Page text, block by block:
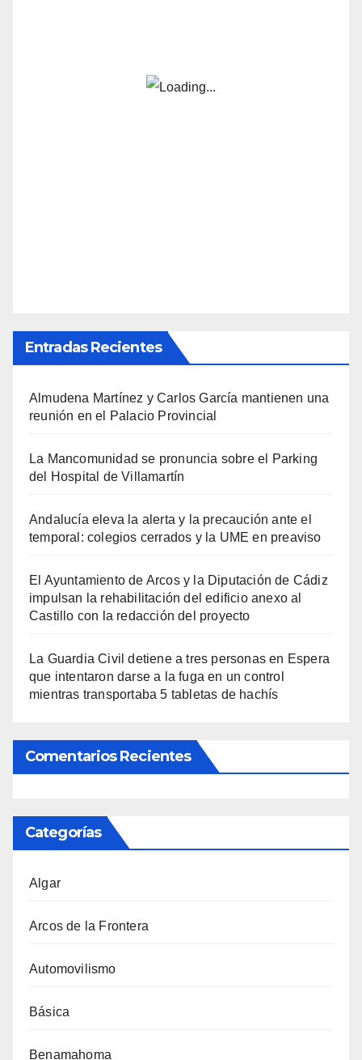
Entradas Recientes
Almudena Martínez y Carlos García mantienen una
reunión en el Palacio Provincial
La Mancomunidad se pronuncia sobre el Parking
del Hospital de Villamartín
Andalucía eleva la alerta y la precaución ante el
temporal: colegios cerrados y la UME en preaviso
El Ayuntamiento de Arcos y la Diputación de Cádiz
impulsan la rehabilitación del edificio anexo al
Castillo con la redacción del proyecto
La Guardia Civil detiene a tres personas en Espera
que intentaron darse a la fuga en un control
mientras transportaba 5 tabletas de hachís
Comentarios Recientes
Categorías
Algar
Arcos de la Frontera
Automovilismo
Básica
Benamahoma